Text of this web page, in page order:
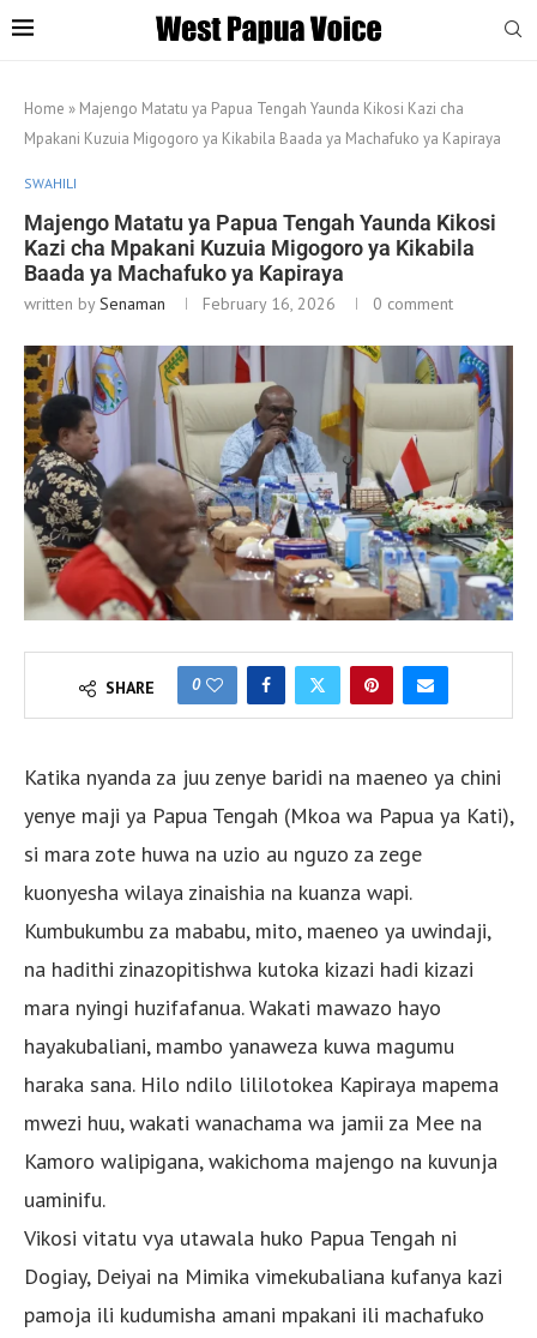
Home » Majengo Matatu ya Papua Tengah Yaunda Kikosi Kazi cha
Mpakani Kuzuia Migogoro ya Kikabila Baada ya Machafuko ya Kapiraya
SWAHILI
Majengo Matatu ya Papua Tengah Yaunda Kikosi
Kazi cha Mpakani Kuzuia Migogoro ya Kikabila
Baada ya Machafuko ya Kapiraya
written bySenaman February 16, 2026 0 comment
SHARE 0
Katika nyanda za juu zenye baridi na maeneo ya chini
yenye maji ya Papua Tengah (Mkoa wa Papua ya Kati),
si mara zote huwa na uzio au nguzo za zege
kuonyesha wilaya zinaishia na kuanza wapi.
Kumbukumbu za mababu, mito, maeneo ya uwindaji,
na hadithi zinazopitishwa kutoka kizazi hadi kizazi
mara nyingi huzifafanua. Wakati mawazo hayo
hayakubaliani, mambo yanaweza kuwa magumu
haraka sana. Hilo ndilo lililotokea Kapiraya mapema
mwezi huu, wakati wanachama wa jamii za Mee na
Kamoro walipigana, wakichoma majengo na kuvunja
uaminifu.
Vikosi vitatu vya utawala huko Papua Tengah ni
Dogiay, Deiyai ​​na Mimika vimekubaliana kufanya kazi
pamoja ili kudumisha amani mpakani ili machafuko